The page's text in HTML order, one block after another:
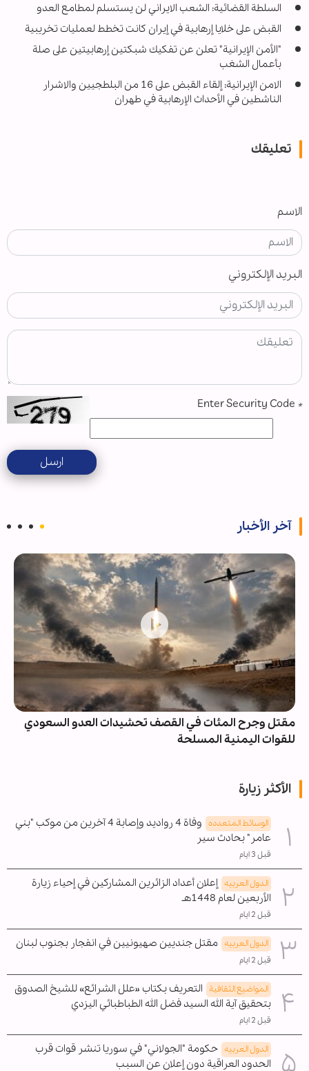
السلطة القضائية: الشعب الايراني لن يستسلم لمطامع العدو
القبض على خلايا إرهابية في إيران كانت تخطط لعمليات تخريبية
"الأمن الإيرانية" تعلن عن تفكيك شبكتين إرهابيتين على صلة
بأعمال الشغب
الامن الإيرانية: إلقاء القبض على 16 من البلطجيين والاشرار
الناشطين في الأحداث الإرهابية في طهران
تعليقك
الاسم
البريد الإلكتروني
*
ارسل
آخر الأخبار
مقتل وجرح المئات في القصف تحشيدات العدو السعودي
للقوات اليمنية المسلحة
الأكثر زيارة
الوسائط المتعدده
وفاة 4 رواديد وإصابة 4 آخرين من موكب "بني
عامر" بحادث سير
قبل 3 ايام
الدول العربیه إعلان أعداد الزائرين المشاركين في إحياء زيارة
الأربعين لعام 1448هـ
قبل 2 ايام
الدول العربیه مقتل جنديين صهيونيين في انفجار بجنوب لبنان
قبل 2 ايام
المواضیع الثقافية التعريف بكتاب «علل الشرائع» للشيخ الصدوق
بتحقيق آية الله السيد فضل الله الطباطبائي اليزدي
قبل 2 ايام
الدول العربیه حكومة "الجولاني" في سوريا تنشر قوات قرب
الحدود العراقية دون إعلان عن السبب